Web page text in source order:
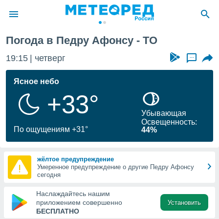
о
Вы можете
к этому
доступ
Погода в Педру Афонсу - TO
19:15 четверг ...
Ясное небо
+33°
По ощущениям +31°
Убывающая
Освещенность:
44%
жёлтое предупреждение
Умеренное предупреждение о другие Педру Афонсу
сегодня
Наслаждайтесь нашим
приложением совершенно
БЕСПЛАТНО
Установить